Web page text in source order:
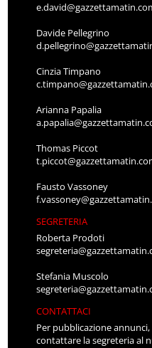
Davide Pellegrino
Cinzia Timpano
Arianna Papalia
Thomas Piccot
Fausto Vassoney
SEGRETERIA
Roberta Prodoti
Stefania Muscolo
CONTATTACI
Per pubblicazione
contattare la segreteria al